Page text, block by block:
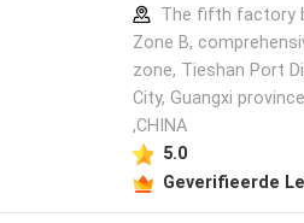
The fifth factory
Zone B,
zone, Tieshan Port
City, Guangxi
,CHINA
5.0
Geverifieerde